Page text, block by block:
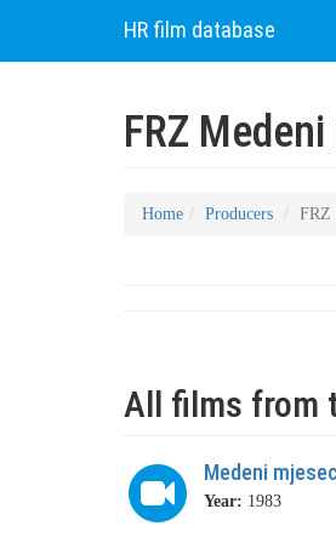
HR film database
FRZ
Home Producers FRZ
All films from
Medeni mjesec
Year: 1983